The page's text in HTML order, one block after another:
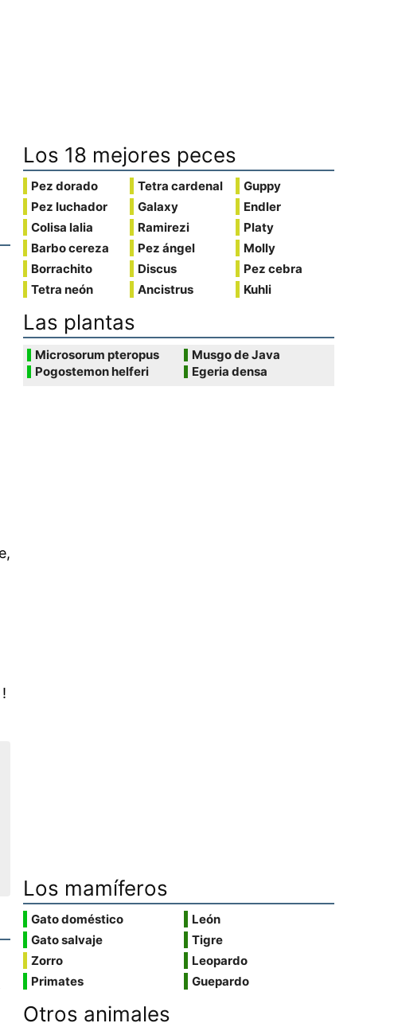
Los 18 mejores peces
Pez dorado
Pez luchador
Colisa lalia
Barbo cereza
Borrachito
Tetra neón
Tetra cardenal
Galaxy
Ramirezi
Pez ángel
Discus
Ancistrus
Guppy
Endler
Platy
Molly
Pez cebra
Kuhli
Las plantas
Microsorum pteropus
Pogostemon helferi
Musgo de Java
Egeria densa
Los mamíferos
Gato doméstico
Gato salvaje
Zorro
Primates
León
Tigre
Leopardo
Guepardo
Otros animales